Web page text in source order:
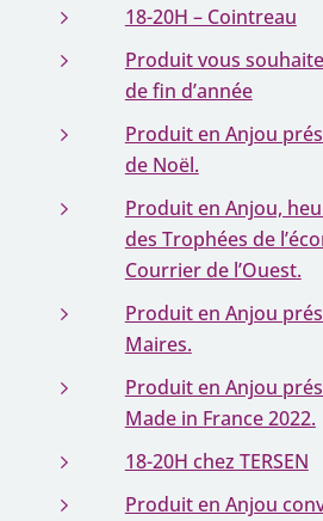
18-20H – Cointreau
Produit vous
de fin d’année
Produit en Anjou
de Noël.
Produit en Anjou,
des Trophées de
Courrier de l’Ouest.
Produit en Anjou
Maires.
Produit en Anjou
Made in France 2022.
18-20H chez TERSEN
Produit en Anjou